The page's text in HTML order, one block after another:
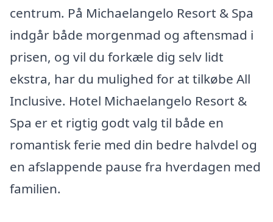
centrum. På Michaelangelo Resort & Spa
indgår både morgenmad og aftensmad i
prisen, og vil du forkæle dig selv lidt
ekstra, har du mulighed for at tilkøbe All
Inclusive. Hotel Michaelangelo Resort &
Spa er et rigtig godt valg til både en
romantisk ferie med din bedre halvdel og
en afslappende pause fra hverdagen med
familien.